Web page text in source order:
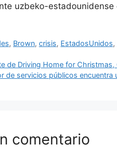
uzbeko-estadounidense
, Brown,crisis, EstadosUnidos,
de Driving Home for Christmas,
de servicios públicos
comentario